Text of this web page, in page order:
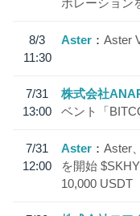
ボレーション
8/3
11:30
Aster Aster
7/31
13:00
株式会社
ベント「
7/31
12:00
Aster
Aster
を開始
10,000 USDT